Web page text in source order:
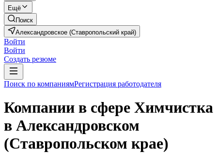
Ещё
Поиск
Александровское (Ставропольский край)
Войти
Войти
Создать резюме
Поиск по компаниямРегистрация работодателя
Компании в сфере Химчистка
в Александровском
(Ставропольском крае)